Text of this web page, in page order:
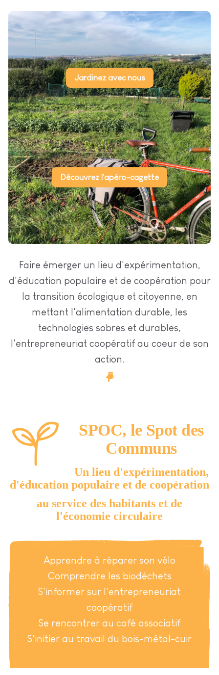
Jardinez avec nous
Découvrez l'apéro-cagette
Faire émerger un lieu d'expérimentation,
d'éducation populaire et de coopération pour
la transition écologique et citoyenne, en
mettant l'alimentation durable, les
technologies sobres et durables,
l'entrepreneuriat coopératif au coeur de son
action.
SPOC, le Spot des
Communs
Un lieu d'expérimentation,
d'éducation populaire et de coopération
au service des habitants et de
l'économie circulaire
Apprendre à réparer son vélo
Comprendre les biodéchets
S'informer sur l'entrepreneuriat
coopératif
Se rencontrer au café associatif
S'initier au travail du bois-métal-cuir